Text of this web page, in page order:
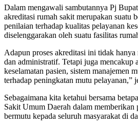
Dalam mengawali sambutannya Pj
akreditasi rumah sakit merupakan suatu
penilaian terhadap kualitas pelayanan
diselenggarakan oleh suatu fasilitas
Adapun proses akreditasi ini tidak hanya
dan administratif. Tetapi juga mencakup
keselamatan pasien, sistem manajemen
terhadap peningkatan mutu pelayanan,”
Sebagaimana kita ketahui bersama
Sakit Umum Daerah dalam memberikan
bermutu kepada seluruh masyarakat di